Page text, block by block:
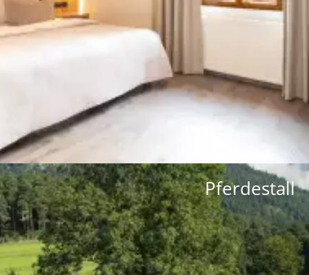
Unsere Appartements in Innsbruck
bieten Ihnen einen herrlichen Ausblick
auf die Bergwelt
Mehr erfahren
Pferdestall